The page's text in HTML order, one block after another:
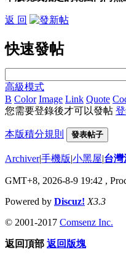
返 回
快速發帖
高級模式
B Color Image Link Quote
您需要登錄後才可以發帖
本版積分規則 發表帖子
Archiver|手機版|小黑屋|台灣
GMT+8, 2026-8-9 19:42 ,
Powered by Discuz! X3.3
© 2001-2017 Comsenz Inc.
返回頂部 返回版塊